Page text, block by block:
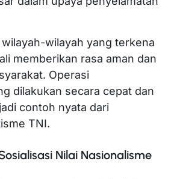
wilayah yang terkena
memberikan rasa aman dan
Operasi
dilakukan secara cepat dan
contoh nyata dari
TNI.
Nilai Nasionalisme